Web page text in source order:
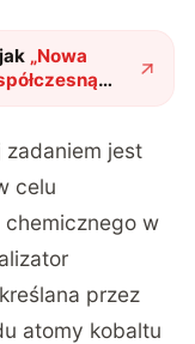
„Nowa
jest
celu
chemicznego w
przez
atomy kobaltu